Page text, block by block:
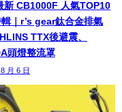
新 CB1000F 人氣TOP10
｜r’s gear鈦合金排氣
TTX後避震、
頭燈整流罩
月 6 日